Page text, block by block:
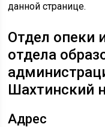
данной странице.
Отдел опеки
отдела
Шахтинский
Адрес